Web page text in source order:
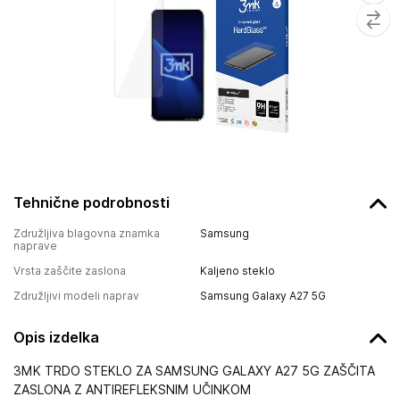
Tehnične podrobnosti
Združljiva blagovna znamka
naprave
Samsung
Vrsta zaščite zaslona
Kaljeno steklo
Združljivi modeli naprav
Samsung Galaxy A27 5G
Opis izdelka
3MK TRDO STEKLO ZA SAMSUNG GALAXY A27 5G ZAŠČITA
ZASLONA Z ANTIREFLEKSNIM UČINKOM